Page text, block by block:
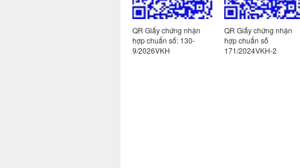
QR Giấy chứng nhận
hợp chuẩn số: 130-
9/2026VKH
QR Giấy chứng nhận
hợp chuẩn số
171/2024VKH-2